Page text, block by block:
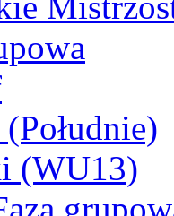
(Południe)
(WU13)